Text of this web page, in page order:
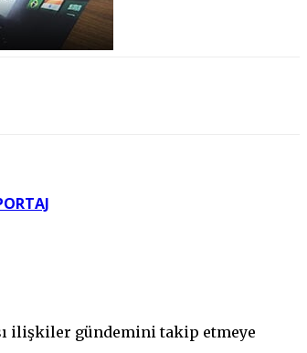
ilişkiler gündemini takip etmeye